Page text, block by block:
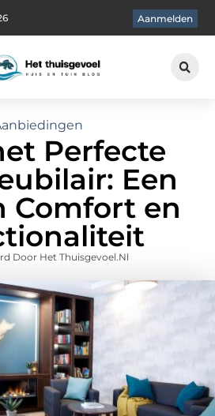
Aanmelden
Perfecte
Een
Comfort en
Door Het Thuisgevoel.nl